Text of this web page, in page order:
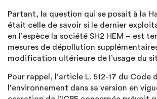
Partant, la question qui se posait à la
était celle de savoir si le dernier
en l’espèce la société SH2 HEM – est
mesures de dépollution
modification ultérieure de l’usage du
Pour rappel, l’article L. 512-17 du Code
l’environnement dans sa version en